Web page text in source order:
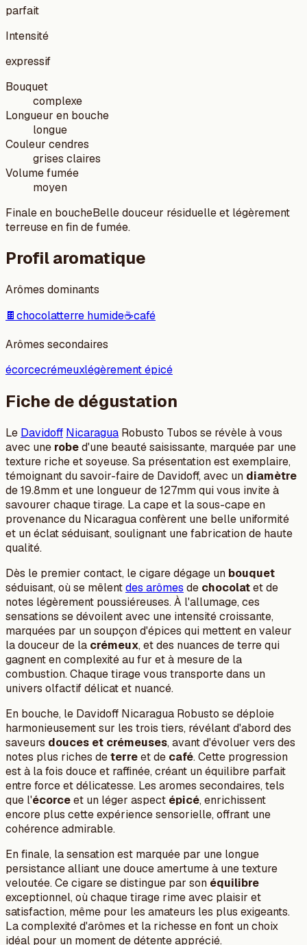
parfait
Intensité
expressif
Bouquet
complexe
Longueur en bouche
longue
Couleur cendres
grises claires
Volume fumée
moyen
Finale en boucheBelle douceur résiduelle et légèrement
terreuse en fin de fumée.
Profil aromatique
Arômes dominants
🍫chocolatterre humide☕café
Arômes secondaires
écorcecrémeuxlégèrement épicé
Fiche de dégustation
Le Davidoff Nicaragua Robusto Tubos se révèle à vous
avec une robed'une beauté saisissante, marquée par une
texture riche et soyeuse. Sa présentation est exemplaire,
témoignant du savoir-faire de Davidoff, avec un diamètre
de 19.8mm et une longueur de 127mm qui vous invite à
savourer chaque tirage. La cape et la sous-cape en
provenance du Nicaragua confèrent une belle uniformité
et un éclat séduisant, soulignant une fabrication de haute
qualité.
Dès le premier contact, le cigare dégage un bouquet
séduisant, où se mêlentdes arômes de chocolatet de
notes légèrement poussiéreuses. À l'allumage, ces
sensations se dévoilent avec une intensité croissante,
marquées par un soupçon d'épices qui mettent en valeur
la douceur de la crémeux, et des nuances de terre qui
gagnent en complexité au fur et à mesure de la
combustion. Chaque tirage vous transporte dans un
univers olfactif délicat et nuancé.
En bouche, le Davidoff Nicaragua Robusto se déploie
harmonieusement sur les trois tiers, révélant d'abord des
saveurs douces et crémeuses, avant d'évoluer vers des
notes plus riches deterreet de café. Cette progression
est à la fois douce et raffinée, créant un équilibre parfait
entre force et délicatesse. Les aromes secondaires, tels
que l'écorceet un léger aspect épicé, enrichissent
encore plus cette expérience sensorielle, offrant une
cohérence admirable.
En finale, la sensation est marquée par une longue
persistance alliant une douce amertume à une texture
veloutée. Ce cigare se distingue par son équilibre
exceptionnel, où chaque tirage rime avec plaisir et
satisfaction, même pour les amateurs les plus exigeants.
La complexité d'arômes et la richesse en font un choix
idéal pour un moment de détente apprécié.